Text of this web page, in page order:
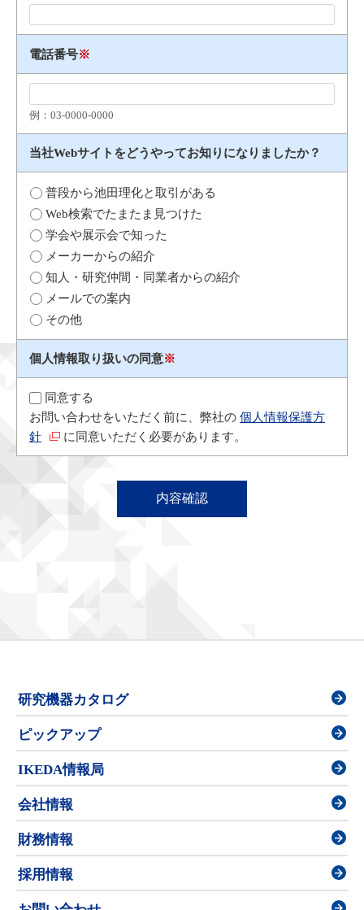
電話番号※
例：03​-​0000​-​0000
当社Webサイトをどうやってお知りになりましたか？
普段から池田理化と取引がある
Web検索でたまたま見つけた
学会や展示会で知った
メーカーからの紹介
知人・研究仲間・同業者からの紹介
メールでの案内
その他
個人情報取り扱いの同意※
同意する
お問い合わせをいただく前に、弊社の 個人情報保護方
針
に同意いただく必要があります。
研究機器カタログ
ピックアップ
IKEDA情報局
会社情報
財務情報
採用情報